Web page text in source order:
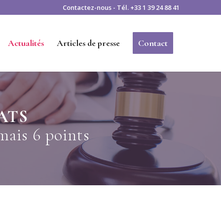
Contactez-nous - Tél. +33 1 39 24 88 41
Actualités Articles de presse Contact
6 points